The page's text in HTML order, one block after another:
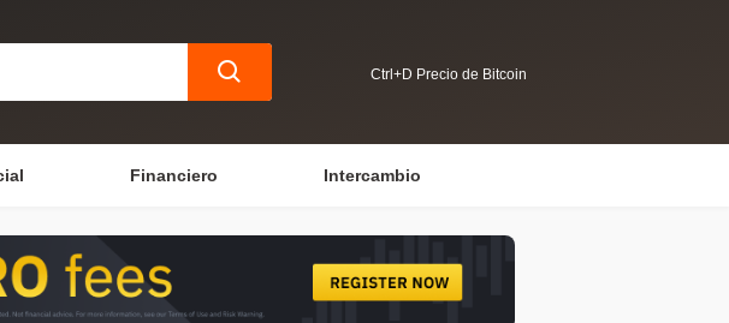
Ctrl+D Precio de Bitcoin
Financiero Intercambio